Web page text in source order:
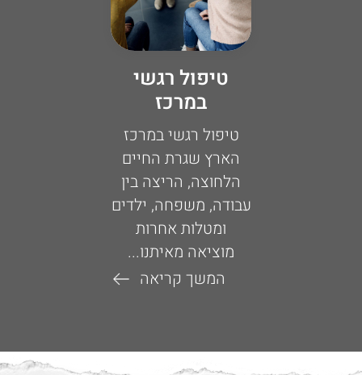
טיפול רגשי
במרכז
טיפול רגשי במרכז
הארץ שגרת החיים
הלחוצה, הריצה בין
עבודה, משפחה, ילדים
ומטלות אחרות
מוציאה מאיתנו...
המשך קריאה